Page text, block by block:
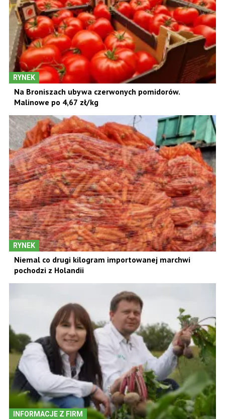
RYNEK
Na Broniszach ubywa czerwonych pomidorów.
Malinowe po 4,67 zł/kg
RYNEK
Niemal co drugi kilogram importowanej marchwi
pochodzi z Holandii
INFORMACJE Z FIRM